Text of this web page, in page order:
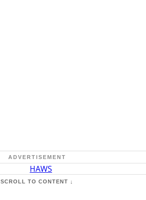
ADVERTISEMENT
SCROLL TO CONTENT ↓